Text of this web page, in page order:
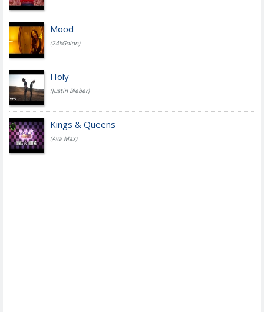
Mood
(24kGoldn)
Holy
(Justin Bieber)
Kings & Queens
(Ava Max)